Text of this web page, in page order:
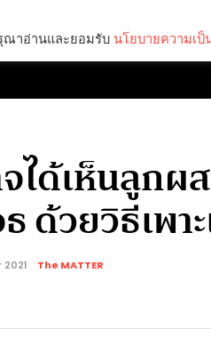
ได้เห็นลูก
ด้วยวิธีเพ
The MATTER
ณาอ่านและยอมรับ นโยบายความเป็